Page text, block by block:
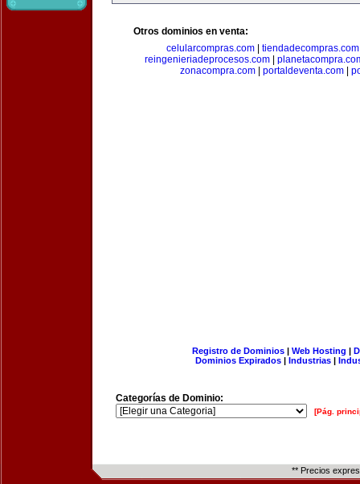
Otros dominios en venta:
celularcompras.com| tiendadecompras.com
reingenieriadeprocesos.com|
zonacompra.com| portaldeventa.com|
Registro de Dominios| Web Hosting |
Dominios Expirados | Industrias |
Categorías de Dominio:
[Pág.
** Precios